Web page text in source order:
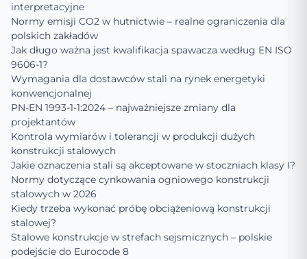
interpretacyjne
Normy emisji CO2 w hutnictwie – realne ograniczenia dla
polskich zakładów
Jak długo ważna jest kwalifikacja spawacza według EN ISO
9606-1?
Wymagania dla dostawców stali na rynek energetyki
konwencjonalnej
PN-EN 1993-1-1:2024 – najważniejsze zmiany dla
projektantów
Kontrola wymiarów i tolerancji w produkcji dużych
konstrukcji stalowych
Jakie oznaczenia stali są akceptowane w stoczniach klasy I?
Normy dotyczące cynkowania ogniowego konstrukcji
stalowych w 2026
Kiedy trzeba wykonać próbę obciążeniową konstrukcji
stalowej?
Stalowe konstrukcje w strefach sejsmicznych – polskie
podejście do Eurocode 8